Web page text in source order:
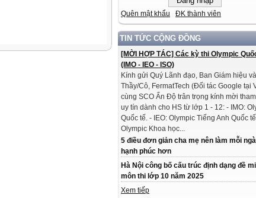
Quên mật khẩu ĐK thành viên
TIN TỨC CỘNG ĐỒNG
[MỜI HỢP TÁC] Các kỳ thi Olympic
(IMO - IEO - ISO)
Kính gửi Quý Lãnh đạo, Ban Giám hiệu
Thầy/Cô, FermatTech (Đối tác Google tại
cùng SCO Ấn Độ trân trọng kính mời
uy tín dành cho HS từ lớp 1 - 12: - IMO:
Quốc tế. - IEO: Olympic Tiếng Anh Quốc
Olympic Khoa học...
5 điều đơn giản cha mẹ nên làm mỗi
hạnh phúc hơn
Hà Nội công bố cấu trúc định dạng đề
môn thi lớp 10 năm 2025
Xem tiếp